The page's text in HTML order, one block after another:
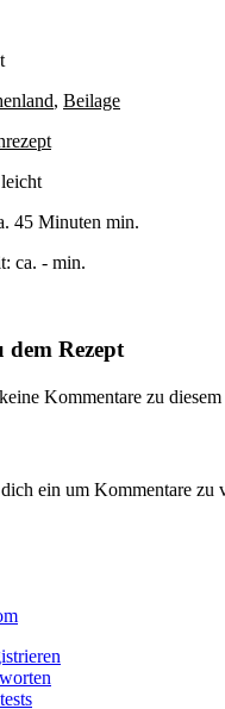
, Beilage
leicht
45 Minuten min.
ca. - min.
dem Rezept
Kommentare zu
ein um Kommentare zu